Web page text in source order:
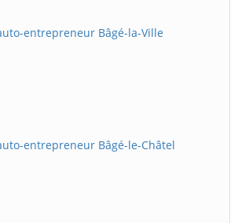
entrepreneur Bâgé-la-Ville
entrepreneur Bâgé-le-Châtel